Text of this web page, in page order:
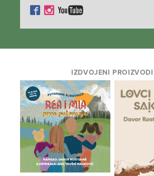
IZDVOJENI PROIZVODI